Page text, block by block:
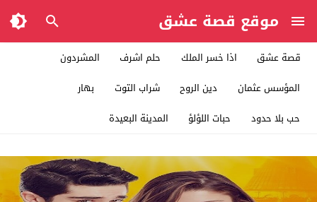
موقع قصة عشق
قصة عشق اذا خسر الملك حلم اشرف
المشردون
المؤسس عثمان
دين الروح شراب التوت
بهار
حب بلا حدود
حبات اللؤلؤ المدينة البعيدة